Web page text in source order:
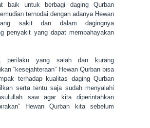
baik untuk berbagi daging Qurban
ternodai dengan adanya Hewan
sakit dan dalam dagingnya
penyakit yang dapat membahayakan
perilaku yang salah dan kurang
“kesejahteraan” Hewan Qurban bisa
terhadap kualitas daging Qurban
serta tentu saja sudah menyalahi
saw agar kita diperintahkan
Hewan Qurban kita sebelum